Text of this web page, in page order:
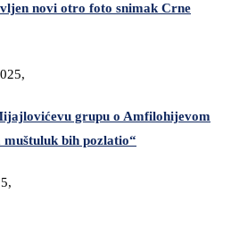
novi otro foto snimak Crne
grupu o Amfilohijevom
bih pozlatio“